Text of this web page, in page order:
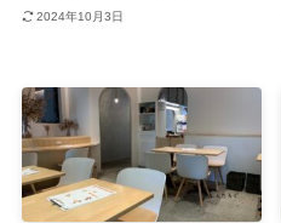
2024年10月3日